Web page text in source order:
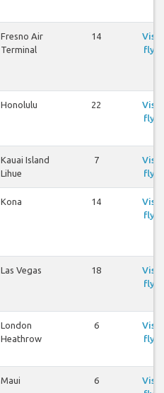
Fresno Air
Terminal
14
Visa
flyg
Honolulu 22
Visa
flyg
Kauai Island
Lihue
7
Visa
flyg
Kona 14
Visa
flyg
Las Vegas 18
Visa
flyg
London
Heathrow
6
Visa
flyg
Maui 6
Visa